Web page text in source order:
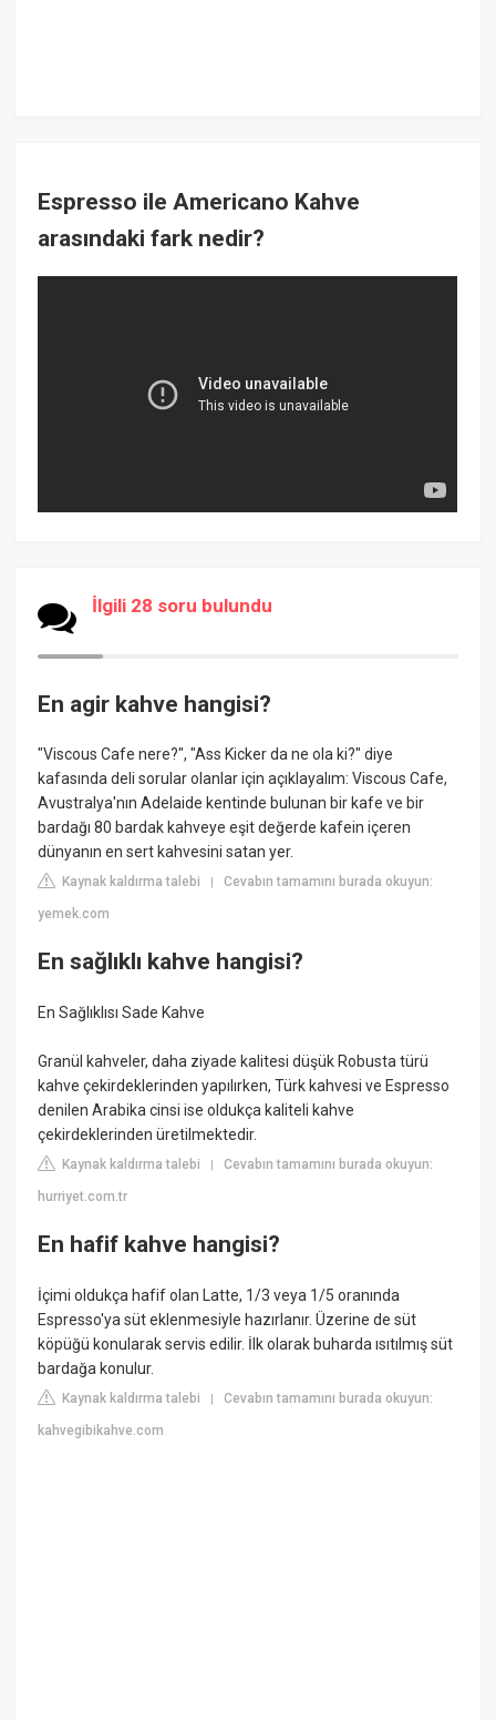
Espresso ile Americano Kahve
arasındaki fark nedir?
İlgili 28 soru bulundu
En agir kahve hangisi?
"Viscous Cafe nere?", "Ass Kicker da ne ola ki?" diye
kafasında deli sorular olanlar için açıklayalım: Viscous Cafe,
Avustralya'nın Adelaide kentinde bulunan bir kafe ve bir
bardağı 80 bardak kahveye eşit değerde kafein içeren
dünyanın en sert kahvesini satan yer.
Kaynak kaldırma talebi |Cevabın tamamını burada okuyun:
yemek.com
En sağlıklı kahve hangisi?
En Sağlıklısı Sade Kahve
Granül kahveler, daha ziyade kalitesi düşük Robusta türü
kahve çekirdeklerinden yapılırken, Türk kahvesi ve Espresso
denilen Arabika cinsi ise oldukça kaliteli kahve
çekirdeklerinden üretilmektedir.
Kaynak kaldırma talebi |Cevabın tamamını burada okuyun:
hurriyet.com.tr
En hafif kahve hangisi?
İçimi oldukça hafif olan Latte, 1/3 veya 1/5 oranında
Espresso'ya süt eklenmesiyle hazırlanır. Üzerine de süt
köpüğü konularak servis edilir. İlk olarak buharda ısıtılmış süt
bardağa konulur.
Kaynak kaldırma talebi |Cevabın tamamını burada okuyun:
kahvegibikahve.com